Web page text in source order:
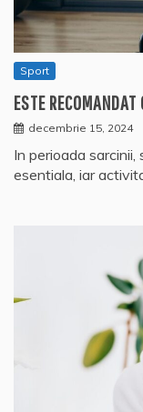
Sport
ESTE
decembrie 15, 2024
In perioada
esentiala, iar